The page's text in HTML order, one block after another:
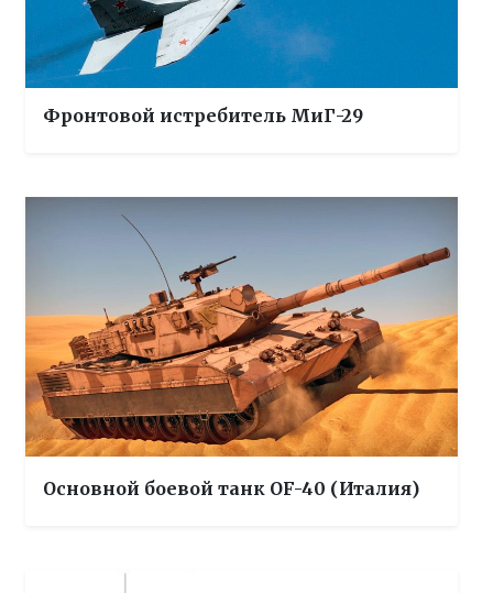
Фронтовой истребитель МиГ-29
Основной боевой танк OF-40 (Италия)